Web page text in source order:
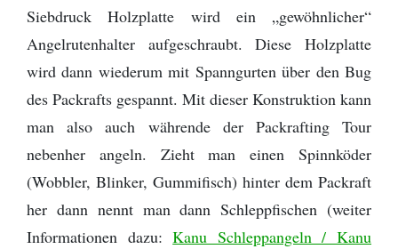
Siebdruck Holzplatte wird ein „gewöhnlicher“
Angelrutenhalter aufgeschraubt. Diese Holzplatte
wird dann wiederum mit Spanngurten über den Bug
des Packrafts gespannt. Mit dieser Konstruktion kann
man also auch währende der Packrafting Tour
nebenher angeln. Zieht man einen Spinnköder
(Wobbler, Blinker, Gummifisch) hinter dem Packraft
her dann nennt man dann Schleppfischen (weiter
Informationen dazu:Kanu Schleppangeln / Kanu
Provinz Bohuslän
Provinz Västergötland
Provinz Östergötland
Provinz Småland
Provinz Halland